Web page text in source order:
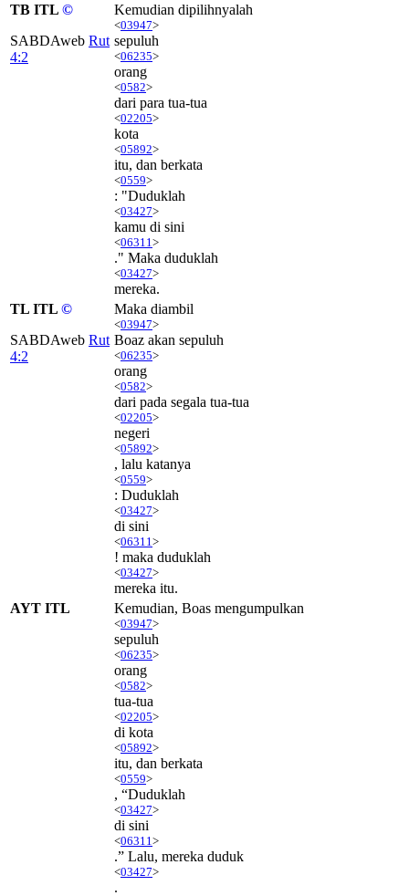
TB ITL ©
SABDAweb Rut
4:2
Kemudian dipilihnyalah
<03947>
sepuluh
<06235>
orang
<0582>
dari para tua-tua
<02205>
kota
<05892>
itu, dan berkata
<0559>
: "Duduklah
<03427>
kamu di sini
<06311 >
." Maka duduklah
<03427>
mereka.
TL ITL ©
SABDAweb Rut
4:2
Maka diambil
<03947>
Boaz akan sepuluh
<06235>
orang
<0582>
dari pada segala tua-tua
<02205>
negeri
<05892>
, lalu katanya
<0559>
: Duduklah
<03427>
di sini
<06311 >
! maka duduklah
<03427>
mereka itu.
AYT ITL
Kemudian, Boas mengumpulkan
<03947>
sepuluh
<06235>
orang
<0582>
tua-tua
<02205>
di kota
<05892>
itu, dan berkata
<0559>
, “Duduklah
<03427>
di sini
<06311 >
.” Lalu, mereka duduk
<03427>
.